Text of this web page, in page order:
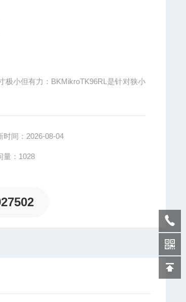
极小但有力：BKMikroTK96RL是针对狭小
时间：2026-08-04
量：1028